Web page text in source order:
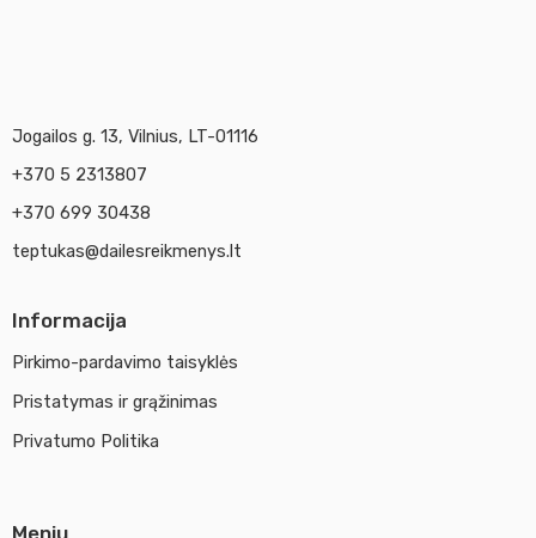
Jogailos g. 13, Vilnius, LT-01116
+370 5 2313807
+370 699 30438
teptukas@dailesreikmenys.lt
Informacija
Pirkimo-pardavimo taisyklės
Pristatymas ir grąžinimas
Privatumo Politika
Meniu